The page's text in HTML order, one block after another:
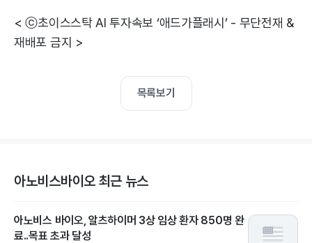
< ⓒ초이스스탁 AI 투자속보 ‘애드가플래시’ - 무단전재 &
재배포 금지 >
목록보기
아노비스바이오 최근 뉴스
아노비스 바이오, 알츠하이머 3상 임상 환자 850명 완
료..목표 초과 달성